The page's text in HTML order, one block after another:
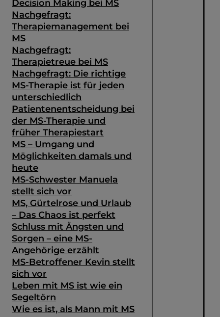
Decision Making bei MS
Nachgefragt:
Therapiemanagement bei
MS
Nachgefragt:
Therapietreue bei MS
Nachgefragt: Die richtige
MS-Therapie ist für jeden
unterschiedlich
Patientenentscheidung bei
der MS-Therapie und
früher Therapiestart
MS – Umgang und
Möglichkeiten damals und
heute
MS-Schwester Manuela
stellt sich vor
MS, Gürtelrose und Urlaub
– Das Chaos ist perfekt
Schluss mit Ängsten und
Sorgen – eine MS-
Angehörige erzählt
MS-Betroffener Kevin stellt
sich vor
Leben mit MS ist wie ein
Segeltörn
Wie es ist, als Mann mit MS